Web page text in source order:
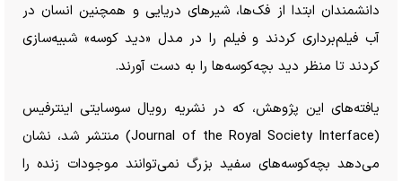
دانشمندان ابتدا از فک‌ها، شیر‌های دریایی و همچنین انسان در
آب فیلم‌برداری کردند و فیلم را در مدل «دید کوسه» شبیه‌سازی
کردند تا منظر دید بچه‌کوسه‌ها را به دست آورند.
یافته‌های این پژوهش، که در نشریه رویال سوسایتی اینترفیس
(Journal of the Royal Society Interface) منتشر شد، نشان
می‌دهد بچه‌کوسه‌های سفید بزرگ نمی‌توانند موجودات زنده را